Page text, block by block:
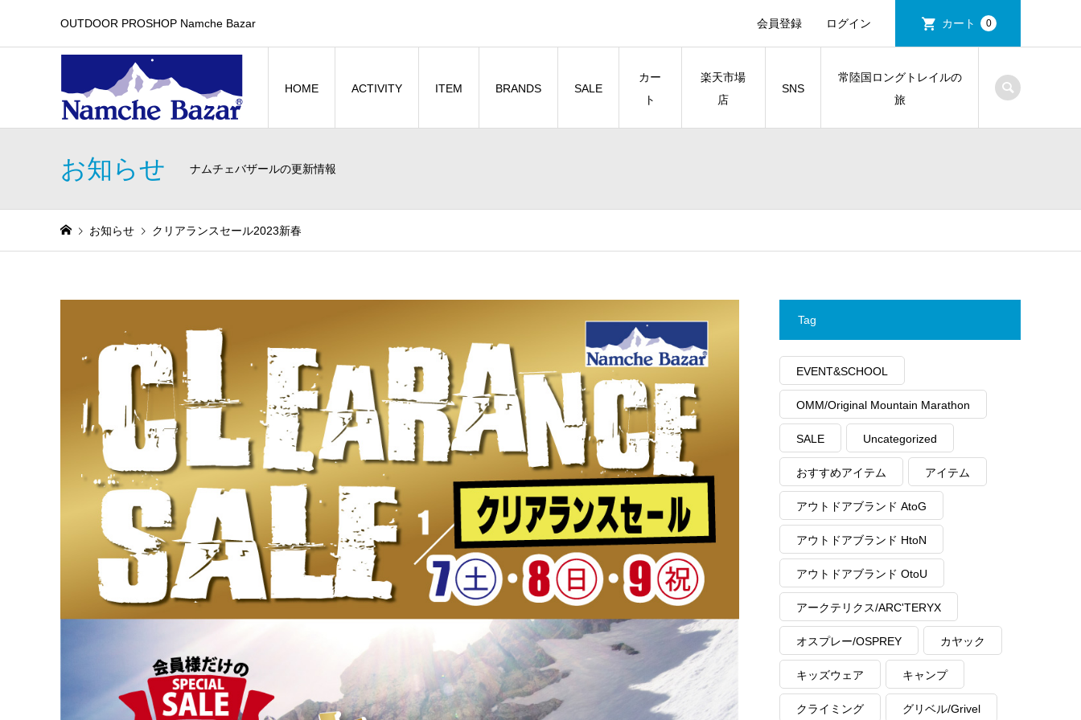
OUTDOOR PROSHOP Namche Bazar 会員登録 ログイン カート 0
HOME ACTIVITY ITEM BRANDS SALE
カー
ト
楽天市場
店
SNS
常陸国ロングトレイルの
旅
お知らせ ナムチェバザールの更新情報
お知らせ クリアランスセール2023新春
Tag
EVENT&SCHOOL
OMM/Original Mountain Marathon
SALE Uncategorized
おすすめアイテム アイテム
アウトドアブランド AtoG
アウトドアブランド HtoN
アウトドアブランド OtoU
アークテリクス/ARC'TERYX
オスプレー/OSPREY カヤック
キッズウェア キャンプ
クライミング グリベル/Grivel